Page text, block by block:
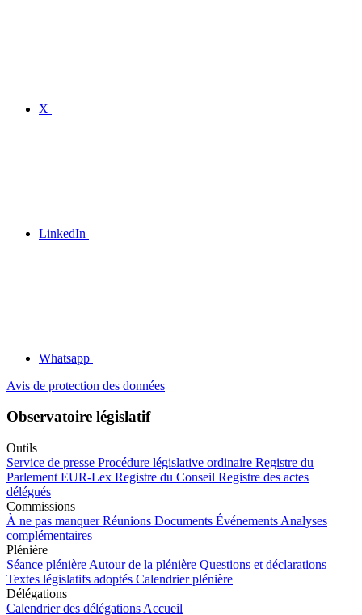
X
LinkedIn
Whatsapp
Avis de protection des données
Observatoire législatif
Outils
Service de presse Procédure législative ordinaire Registre du
Parlement EUR-Lex Registre du Conseil Registre des actes
délégués
Commissions
À ne pas manquer Réunions Documents Événements Analyses
complémentaires
Plénière
Séance plénière Autour de la plénière Questions et déclarations
Textes législatifs adoptés Calendrier plénière
Délégations
Calendrier des délégations Accueil